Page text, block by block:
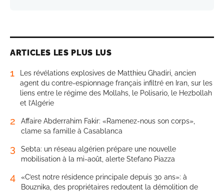
ARTICLES LES PLUS LUS
1
Les révélations explosives de Matthieu Ghadiri, ancien
agent du contre-espionnage français infiltré en Iran, sur les
liens entre le régime des Mollahs, le Polisario, le Hezbollah
et l’Algérie
2
Affaire Abderrahim Fakir: «Ramenez-nous son corps»,
clame sa famille à Casablanca
3
Sebta: un réseau algérien prépare une nouvelle
mobilisation à la mi-août, alerte Stefano Piazza
4
«C’est notre résidence principale depuis 30 ans»: à
Bouznika, des propriétaires redoutent la démolition de